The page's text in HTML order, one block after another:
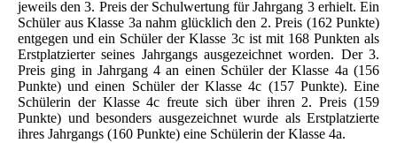
jeweils den 3. Preis der Schulwertung für Jahrgang 3 erhielt. Ein
Schüler aus Klasse 3a nahm glücklich den 2. Preis (162 Punkte)
entgegen und ein Schüler der Klasse 3c ist mit 168 Punkten als
Erstplatzierter seines Jahrgangs ausgezeichnet worden. Der 3.
Preis ging in Jahrgang 4 an einen Schüler der Klasse 4a (156
Punkte) und einen Schüler der Klasse 4c (157 Punkte). Eine
Schülerin der Klasse 4c freute sich über ihren 2. Preis (159
Punkte) und besonders ausgezeichnet wurde als Erstplatzierte
ihres Jahrgangs (160 Punkte) eine Schülerin der Klasse 4a.